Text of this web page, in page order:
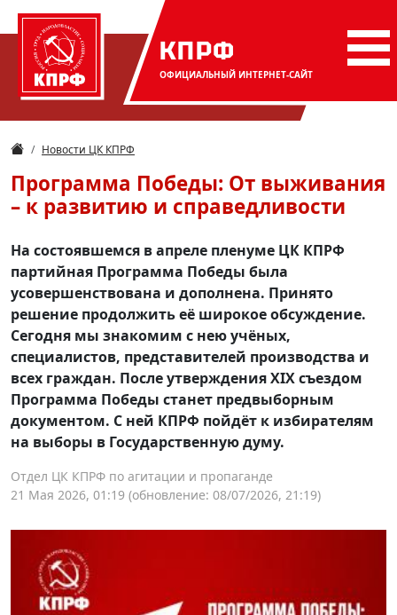
КПРФ
ОФИЦИАЛЬНЫЙ ИНТЕРНЕТ-САЙТ
Новости ЦК КПРФ
Программа Победы: От выживания
– к развитию и справедливости
На состоявшемся в апреле пленуме ЦК КПРФ
партийная Программа Победы была
усовершенствована и дополнена. Принято
решение продолжить её широкое обсуждение.
Сегодня мы знакомим с нею учёных,
специалистов, представителей производства и
всех граждан. После утверждения XIX съездом
Программа Победы станет предвыборным
документом. С ней КПРФ пойдёт к избирателям
на выборы в Государственную думу.
Отдел ЦК КПРФ по агитации и пропаганде
21 Мая 2026, 01:19 (обновление: 08/07/2026, 21:19)